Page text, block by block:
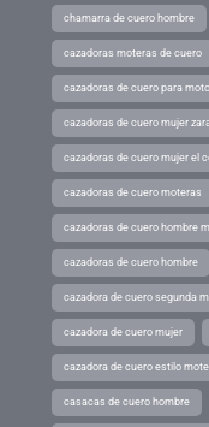
chamarra de cuero hombre
cazadoras moteras de cuero
cazadoras de cuero para moto
cazadoras de cuero mujer
cazadoras de cuero mujer el
cazadoras de cuero moteras
cazadoras de cuero hombre
cazadoras de cuero hombre
cazadora de cuero segunda
cazadora de cuero mujer
cazadora de cuero estilo
casacas de cuero hombre